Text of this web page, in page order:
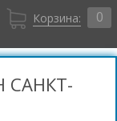
Корзина: 0
Вход
Регистрация